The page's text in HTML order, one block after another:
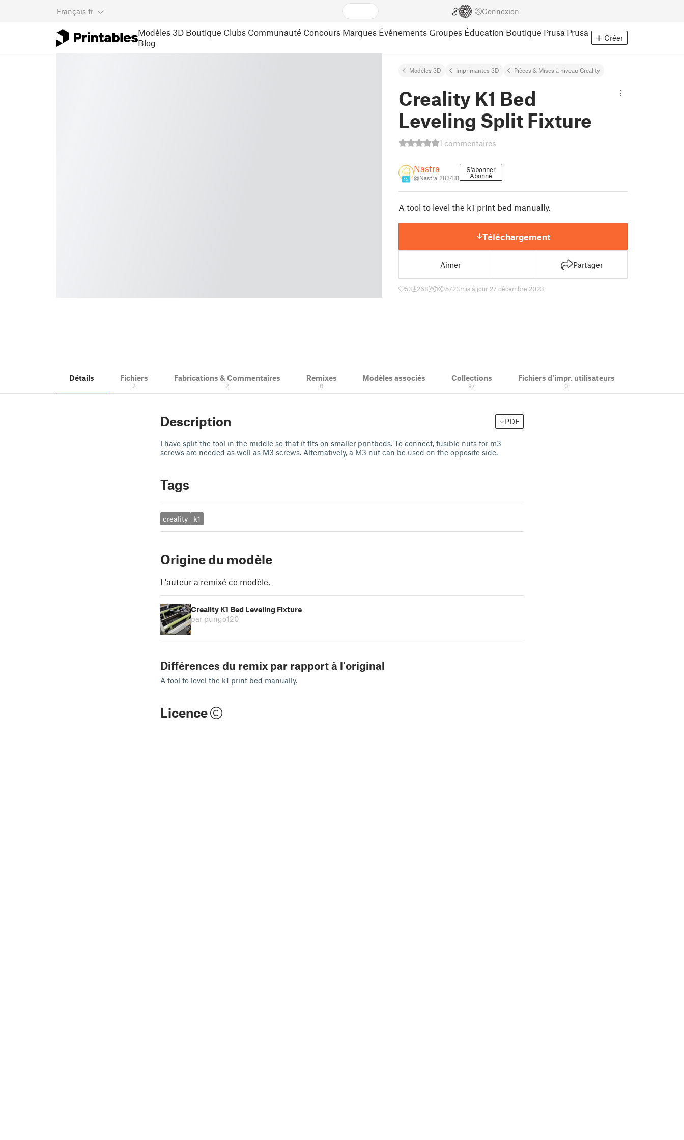
Français fr Connexion
Modèles 3D Boutique Clubs Communauté Concours Marques Événements Groupes Éducation Boutique Prusa Prusa
Blog
Créer
Modèles 3D Imprimantes 3D Pièces & Mises à niveau Creality
Creality K1 Bed
Leveling Split Fixture
1 commentaires
15
Nastra
@Nastra_283431
S'abonner
Abonné
A tool to level the k1 print bed manually.
Téléchargement
Aimer Partager
53 268 1 5723mis à jour 27 décembre 2023
Détails Fichiers
2
Fabrications & Commentaires
2
Remixes
0
Modèles associés Collections
97
Fichiers d'impr. utilisateurs
0
Description PDF
I have split the tool in the middle so that it fits on smaller printbeds. To connect, fusible nuts for m3
screws are needed as well as M3 screws. Alternatively, a M3 nut can be used on the opposite side.
Tags
creality k1
Origine du modèle
L'auteur a remixé ce modèle.
Creality K1 Bed Leveling Fixture
par pungo120
Différences du remix par rapport à l'original
A tool to level the k1 print bed manually.
Licence